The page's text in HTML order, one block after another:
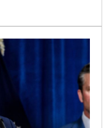
他身旁的商務艙座
照，座椅上還放著
感性發文稱這些孩子
為德黑蘭在談判桌
民傷亡議題化為談判